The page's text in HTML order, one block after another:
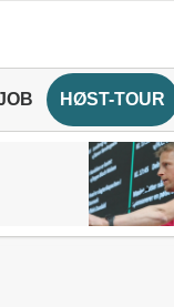
HØST-TOUR